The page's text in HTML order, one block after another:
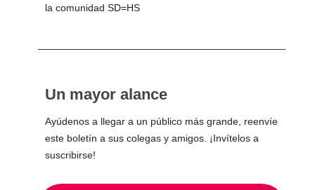
la comunidad SD=HS
Un mayor alance
Ayúdenos a llegar a un público más grande, reenvíe
este boletín a sus colegas y amigos. ¡Invítelos a
suscribirse!